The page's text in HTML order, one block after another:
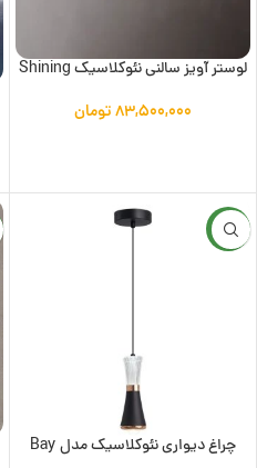
لوستر آویز سالنی نئوکلاسیک Shining
۸۳,۵۰۰,۰۰۰تومان
جدید
چراغ دیواری نئوکلاسیک مدل Bay